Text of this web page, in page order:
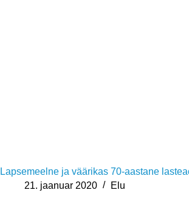
Lapsemeelne ja väärikas 70-aastane
21. jaanuar 2020
Elu